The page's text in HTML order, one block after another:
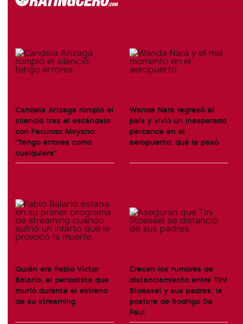
Candela Arizaga rompió el
silencio tras el escándalo
con Facundo Moyano:
"Tengo errores como
cualquiera"
Wanda Nara regresó al
país y vivió un inesperado
percance en el
aeropuerto: qué le pasó
Quién era Pablo Víctor
Balario, el periodista que
murió durante el estreno
de su streaming
Crecen los rumores de
distanciamiento entre Tini
Stoessel y sus padres: la
postura de Rodrigo De
Paul